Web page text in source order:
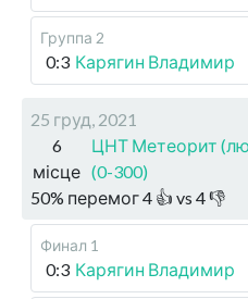
Группа 2
0:3 Карягин Владимир
25 груд, 2021
6
місце
ЦНТ Метеорит
(0-300)
50% перемог4 👍 vs 4👎
Финал 1
0:3 Карягин Владимир